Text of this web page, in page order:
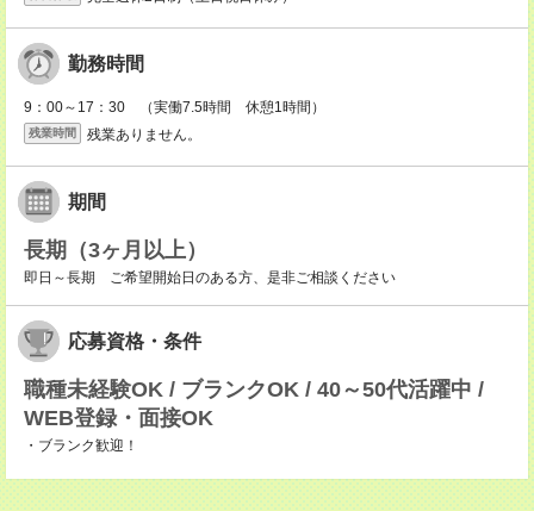
勤務時間
9：00～17：30 （実働7.5時間 休憩1時間）
残業時間 残業ありません。
期間
長期（3ヶ月以上）
即日～長期 ご希望開始日のある方、是非ご相談ください
応募資格・条件
職種未経験OK / ブランクOK / 40～50代活躍中 /
WEB登録・面接OK
・ブランク歓迎！